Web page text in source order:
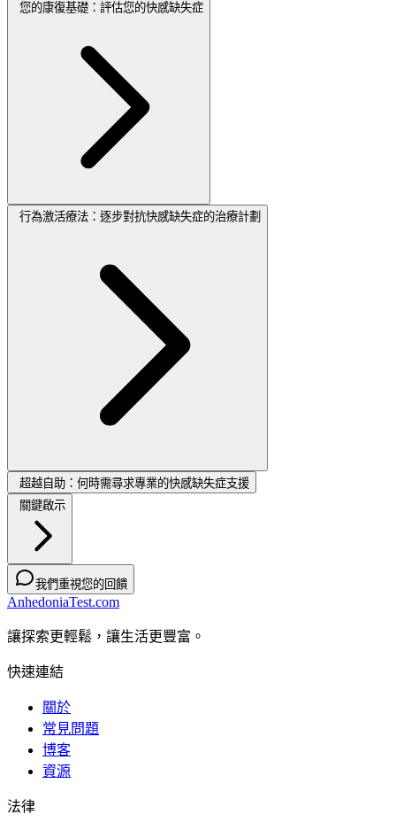
您的康復基礎：評估您的快感缺失症
行為激活療法：逐步對抗快感缺失症的治療計劃
超越自助：何時需尋求專業的快感缺失症支援
關鍵啟示
我們重視您的回饋
AnhedoniaTest.com
讓探索更輕鬆，讓生活更豐富。
快速連結
關於
常見問題
博客
資源
法律